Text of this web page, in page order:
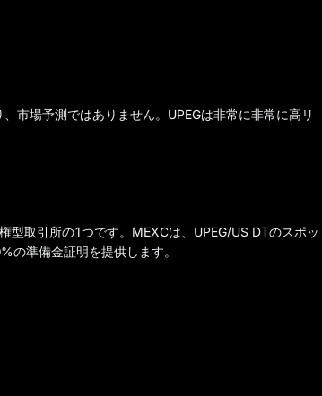
市場予測ではありません。UPEGは非常に非常に高リ
型取引所の1つです。MEXCは、UPEG/US DTのスポッ
の準備金証明を提供します。